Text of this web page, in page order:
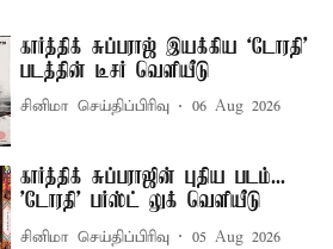
கார்த்திக் சுப்பராஜ் இயக்கிய `டோரதி'
படத்தின் டீசர் வெளியீடு
சினிமா செய்திப்பிரிவு 06 Aug 2026
கார்த்திக் சுப்பராஜின் புதிய படம்...
'டோரதி' பர்ஸ்ட் லுக் வெளியீடு
சினிமா செய்திப்பிரிவு 05 Aug 2026